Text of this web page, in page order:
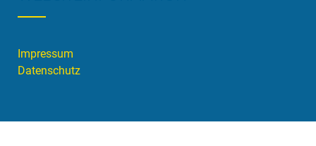
Impressum
Datenschutz